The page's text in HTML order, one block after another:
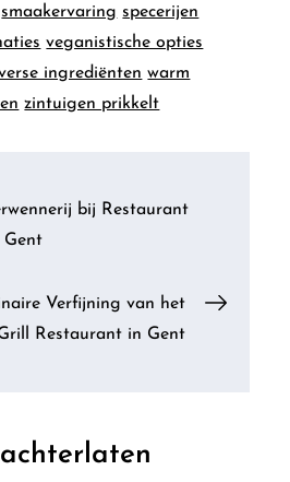
smaakervaring specerijen
veganistische opties
ingrediënten warm
zintuigen prikkelt
bij Restaurant
Gent
Verfijning van het
Restaurant in Gent